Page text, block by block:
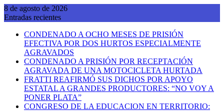
Saltar
al
8 de agosto de 2026
Entradas recientes
CONDENADO A OCHO MESES DE PRISIÓN
EFECTIVA POR DOS HURTOS ESPECIALMENTE
AGRAVADOS
CONDENADO A PRISIÓN POR RECEPTACIÓN
AGRAVADA DE UNA MOTOCICLETA HURTADA
FRATTI REAFIRMÓ SUS DICHOS POR APOYO
ESTATAL A GRANDES PRODUCTORES: “NO VOY A
PONER PLATA”
CONGRESO DE LA EDUCACION EN TERRITORIO: